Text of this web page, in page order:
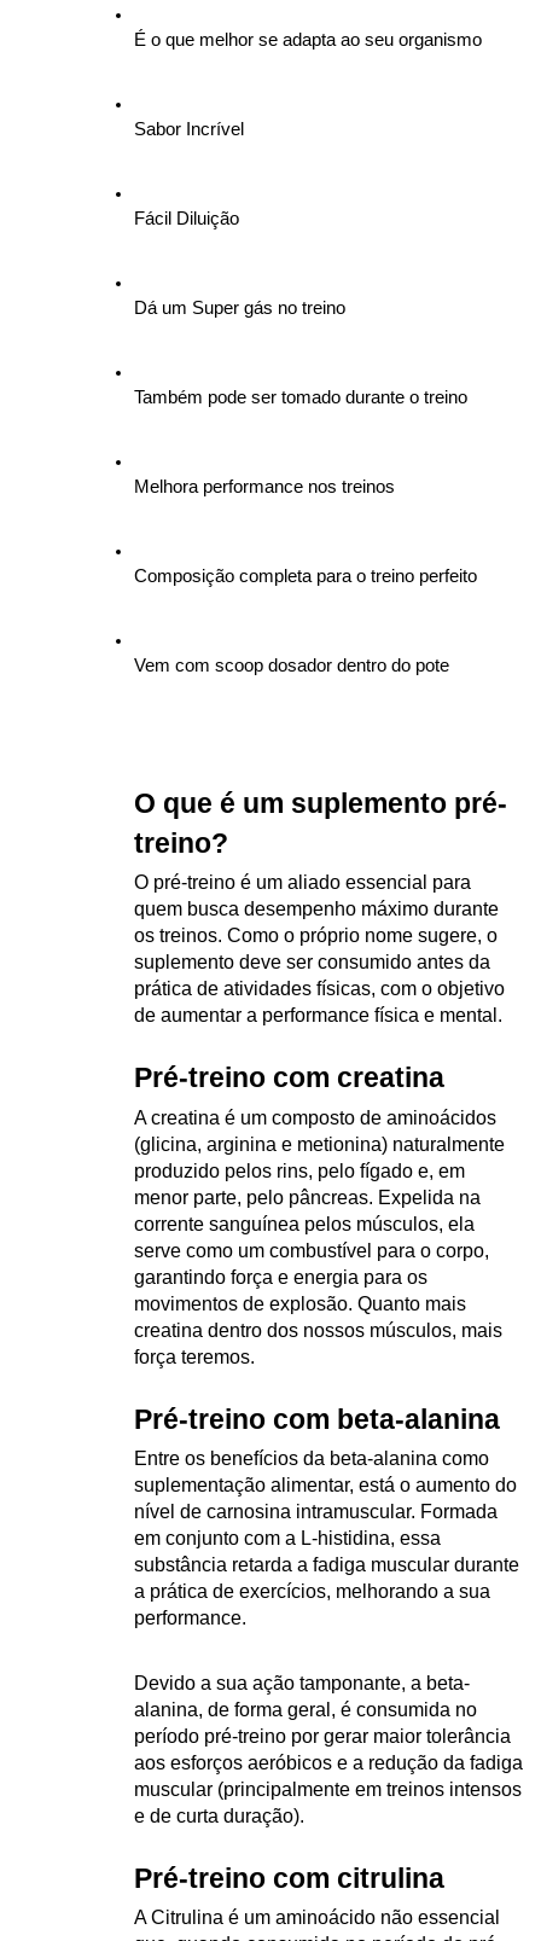
É o que melhor se adapta ao seu organismo
Sabor Incrível
Fácil Diluição
Dá um Super gás no treino
Também pode ser tomado durante o treino
Melhora performance nos treinos
Composição completa para o treino perfeito
Vem com scoop dosador dentro do pote
O que é um suplemento pré-
treino?
O pré-treino é um aliado essencial para
quem busca desempenho máximo durante
os treinos. Como o próprio nome sugere, o
suplemento deve ser consumido antes da
prática de atividades físicas, com o objetivo
de aumentar a performance física e mental.
Pré-treino com creatina
A creatina é um composto de aminoácidos
(glicina, arginina e metionina) naturalmente
produzido pelos rins, pelo fígado e, em
menor parte, pelo pâncreas. Expelida na
corrente sanguínea pelos músculos, ela
serve como um combustível para o corpo,
garantindo força e energia para os
movimentos de explosão. Quanto mais
creatina dentro dos nossos músculos, mais
força teremos.
Pré-treino com beta-alanina
Entre os benefícios da beta-alanina como
suplementação alimentar, está o aumento do
nível de carnosina intramuscular. Formada
em conjunto com a L-histidina, essa
substância retarda a fadiga muscular durante
a prática de exercícios, melhorando a sua
performance.
Devido a sua ação tamponante, a beta-
alanina, de forma geral, é consumida no
período pré-treino por gerar maior tolerância
aos esforços aeróbicos e a redução da fadiga
muscular (principalmente em treinos intensos
e de curta duração).
Pré-treino com citrulina
A Citrulina é um aminoácido não essencial